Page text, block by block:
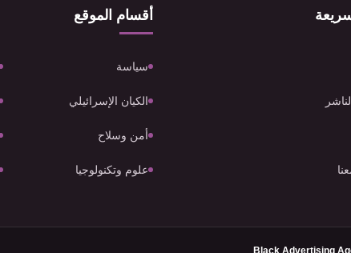
أقسام الموقع
سياسة
الكيان الإسرائيلي
أمن وسلاح
علوم وتكنولوجيا